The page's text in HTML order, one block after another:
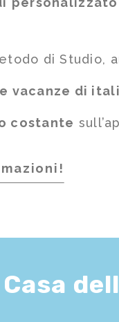
di Studio,
vacanze di
costante